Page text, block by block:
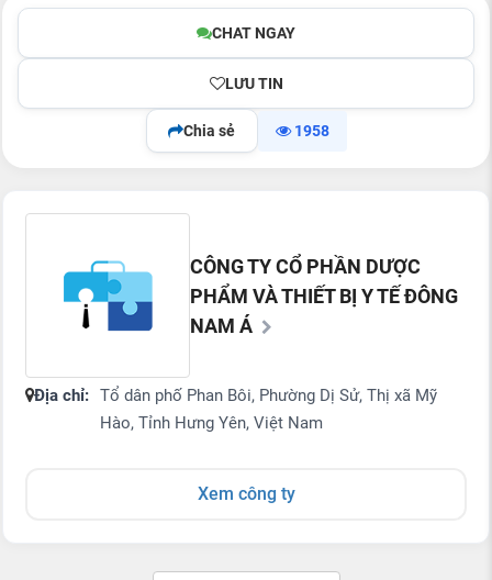
CHAT NGAY
LƯU TIN
Chia sẻ 1958
CÔNG TY CỔ PHẦN DƯỢC
PHẨM VÀ THIẾT BỊ Y TẾ ĐÔNG
NAM Á
Địa chỉ: Tổ dân phố Phan Bôi, Phường Dị Sử, Thị xã Mỹ
Hào, Tỉnh Hưng Yên, Việt Nam
Xem công ty